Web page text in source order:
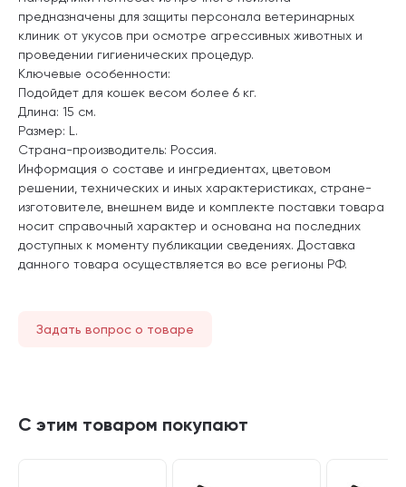
предназначены для защиты персонала ветеринарных
клиник от укусов при осмотре агрессивных животных и
проведении гигиенических процедур.
Ключевые особенности:
Подойдет для кошек весом более 6 кг.
Длина: 15 см.
Размер: L.
Страна-производитель: Россия.
Информация о составе и ингредиентах, цветовом
решении, технических и иных характеристиках, стране-
изготовителе, внешнем виде и комплекте поставки товара
носит справочный характер и основана на последних
доступных к моменту публикации сведениях. Доставка
данного товара осуществляется во все регионы РФ.
Задать вопрос о товаре
С этим товаром покупают